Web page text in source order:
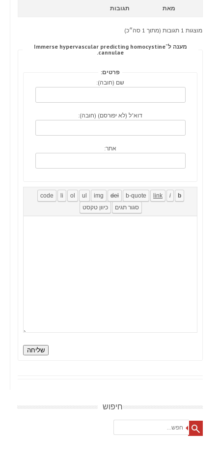
מאת תגובות
מוצגות 1 תגובות (מתוך 1 סה״כ)
מענה ל־Immerse hypervascular predicting homocystine
cannulae.
פרטים:
שם (חובה):
דוא"ל (לא יפורסם) (חובה):
אתר:
שליחה
חיפוש